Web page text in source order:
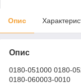
Опис
Опис
0180-051000 0180-
0180-060003-0010